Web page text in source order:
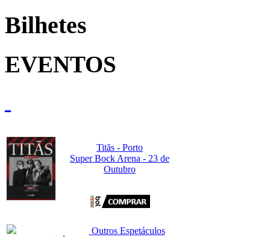
Bilhetes
EVENTOS
Titãs - Porto
Super Bock Arena - 23 de
Outubro
Outros Espetáculos